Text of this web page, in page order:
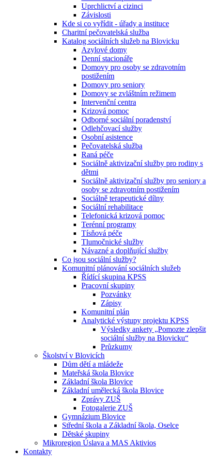
Uprchlictví a cizinci
Závislosti
Kde si co vyřídit - úřady a instituce
Charitní pečovatelská služba
Katalog sociálních služeb na Blovicku
Azylové domy
Denní stacionáře
Domovy pro osoby se zdravotním
postižením
Domovy pro seniory
Domovy se zvláštním režimem
Intervenční centra
Krizová pomoc
Odborné sociální poradenství
Odlehčovací služby
Osobní asistence
Pečovatelská služba
Raná péče
Sociálně aktivizační služby pro rodiny s
dětmi
Sociálně aktivizační služby pro seniory a
osoby se zdravotním postižením
Sociálně terapeutické dílny
Sociální rehabilitace
Telefonická krizová pomoc
Terénní programy
Tísňová péče
Tlumočnické služby
Návazné a doplňující služby
Co jsou sociální služby?
Komunitní plánování sociálních služeb
Řídící skupina KPSS
Pracovní skupiny
Pozvánky
Zápisy
Komunitní plán
Analytické výstupy projektu KPSS
Výsledky ankety „Pomozte zlepšit
sociální služby na Blovicku“
Průzkumy
Školství v Blovicích
Dům dětí a mládeže
Mateřská škola Blovice
Základní škola Blovice
Základní umělecká škola Blovice
Zprávy ZUŠ
Fotogalerie ZUŠ
Gymnázium Blovice
Střední škola a Základní škola, Oselce
Dětské skupiny
Mikroregion Úslava a MAS Aktivios
Kontakty